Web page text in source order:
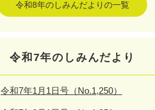
令和8年のしみんだよりの一覧
令和7年のしみんだより
令和7年1月1日号（No.1,250）